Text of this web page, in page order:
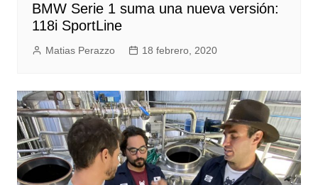
BMW Serie 1 suma una nueva versión:
118i SportLine
Matias Perazzo 18 febrero, 2020